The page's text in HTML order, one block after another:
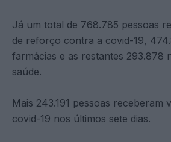
Já um total de 768.785 pessoas
de reforço contra a covid-19,
farmácias e as restantes 293.878
saúde.
Mais 243.191 pessoas receberam
covid-19 nos últimos sete dias.